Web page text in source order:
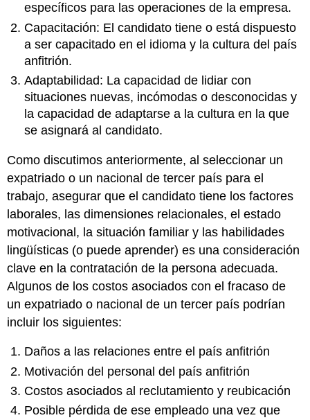
específicos para las operaciones de la empresa.
Capacitación: El candidato tiene o está dispuesto
a ser capacitado en el idioma y la cultura del país
anfitrión.
Adaptabilidad: La capacidad de lidiar con
situaciones nuevas, incómodas o desconocidas y
la capacidad de adaptarse a la cultura en la que
se asignará al candidato.
Como discutimos anteriormente, al seleccionar un
expatriado o un nacional de tercer país para el
trabajo, asegurar que el candidato tiene los factores
laborales, las dimensiones relacionales, el estado
motivacional, la situación familiar y las habilidades
lingüísticas (o puede aprender) es una consideración
clave en la contratación de la persona adecuada.
Algunos de los costos asociados con el fracaso de
un expatriado o nacional de un tercer país podrían
incluir los siguientes:
Daños a las relaciones entre el país anfitrión
Motivación del personal del país anfitrión
Costos asociados al reclutamiento y reubicación
Posible pérdida de ese empleado una vez que